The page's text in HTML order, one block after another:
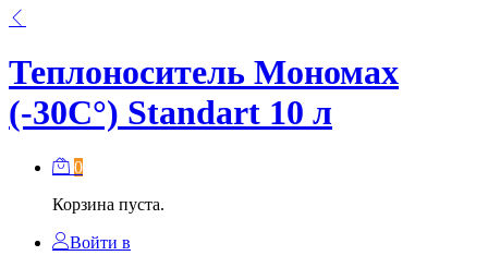
Теплоноситель Мономах
(-30С°) Standart 10 л
0
Корзина пуста.
Войти в